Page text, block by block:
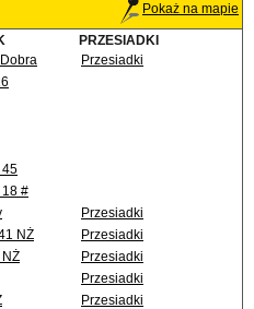
Pokaż na mapie
PRZESIADKI
Przesiadki
45
#
Przesiadki
NŻ
Przesiadki
Przesiadki
Przesiadki
Przesiadki